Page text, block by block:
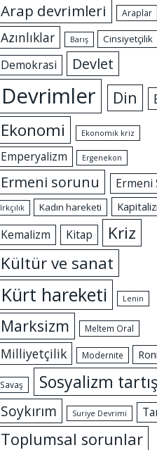
Arap devrimleri Araplar
Azınlıklar Barış Cinsiyetçilik
Demokrasi Devlet
Devrimler Din
Ekonomi Ekonomik kriz
Emperyalizm Ergenekon
Ermeni sorunu Ermeni
Irkçılık Kadın hareketi
Kemalizm Kitap
Kriz
Kültür ve sanat
Kürt hareketi Lenin
Marksizm Meltem Oral
Milliyetçilik Modernite
Savaş Sosyalizm
Soykırım Suriye Devrimi
Toplumsal sorunlar